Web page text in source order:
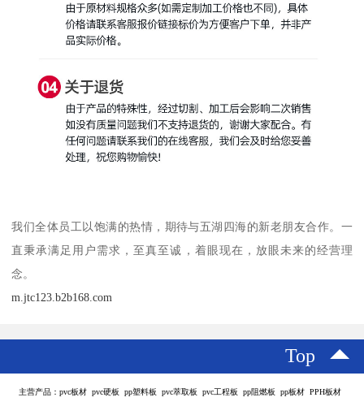
我们全体员工以饱满的热情，期待与五湖四海的新老朋友合作。一
直秉承满足用户需求，至真至诚，着眼现在，放眼未来的经营理
念。
m.jtc123.b2b168.com
Top
主营产品：pvc板材 pvc硬板 pp塑料板 pvc萃取板 pvc工程板 pp阻燃板 pp板材 PPH板材